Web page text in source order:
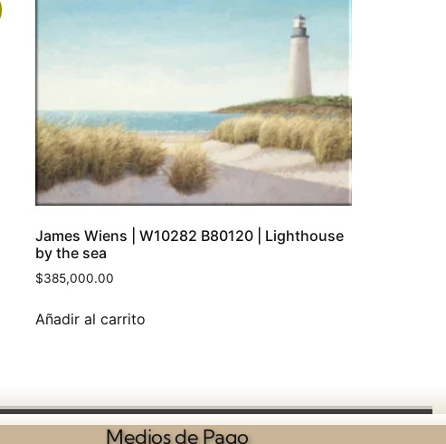
James Wiens | W10282 B80120 | Lighthouse
by the sea
$385,000.00
Añadir al carrito
Medios de Pago